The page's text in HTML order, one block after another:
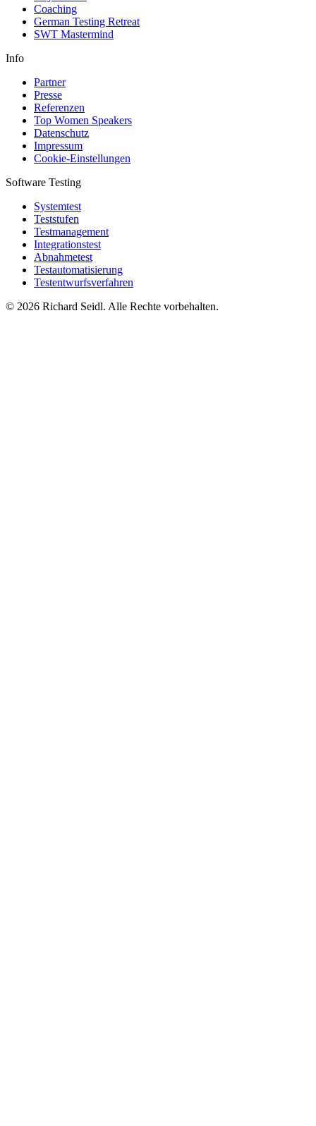
Coaching
German Testing Retreat
SWT Mastermind
Info
Partner
Presse
Referenzen
Top Women Speakers
Datenschutz
Impressum
Cookie-Einstellungen
Software Testing
Systemtest
Teststufen
Testmanagement
Integrationstest
Abnahmetest
Testautomatisierung
Testentwurfsverfahren
© 2026 Richard Seidl. Alle Rechte vorbehalten.